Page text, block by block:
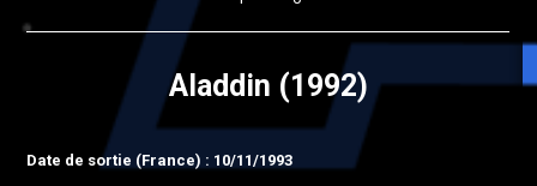
Aladdin (1992)
Date de sortie (France) : 10/11/1993